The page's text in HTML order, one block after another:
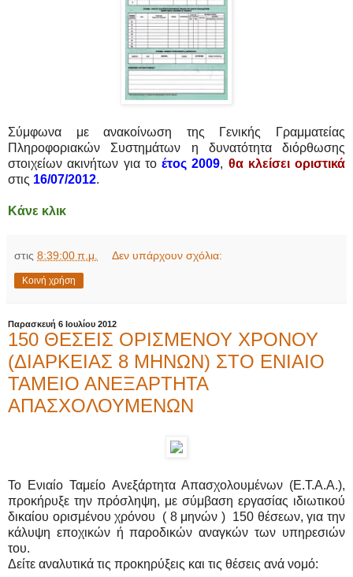
Σύμφωνα με ανακοίνωση της Γενικής Γραμματείας
Πληροφοριακών Συστημάτων η δυνατότητα διόρθωσης
στοιχείων ακινήτων για τοέτος 2009, θα κλείσει οριστικά
στις 16/07/2012.
Κάνε κλικ
στις 8:39:00 π.μ. Δεν υπάρχουν σχόλια:
Κοινή χρήση
Παρασκευή 6 Ιουλίου 2012
150 ΘΕΣΕΙΣ ΟΡΙΣΜΕΝΟΥ ΧΡΟΝΟΥ
(ΔΙΑΡΚΕΙΑΣ 8 ΜΗΝΩΝ) ΣΤΟ ΕΝΙΑΙΟ
ΤΑΜΕΙΟ ΑΝΕΞΑΡΤΗΤΑ
ΑΠΑΣΧΟΛΟΥΜΕΝΩΝ
To Ενιαίο Ταμείο Ανεξάρτητα Απασχολουμένων (Ε.Τ.Α.Α.),
προκήρυξε την πρόσληψη, με σύμβαση εργασίας ιδιωτικού
δικαίου ορισμένου χρόνου ( 8 μηνών ) 150 θέσεων, για την
κάλυψη εποχικών ή παροδικών αναγκών των υπηρεσιών
του.
Δείτε αναλυτικά τις προκηρύξεις και τις θέσεις ανά νομό: